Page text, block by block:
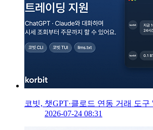
코빗, 챗GPT·클로드 연동 거래 도구
2026-07-24 08:31